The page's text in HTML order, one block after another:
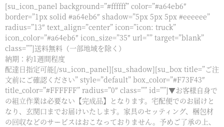
[su_icon_panel background=”#ffffff” color=”#a64eb6″
border=”1px solid #a64eb6″ shadow=”5px 5px 5px #eeeeee”
radius=”13″ text_align=”center” icon=”icon: truck”
icon_color=”#a64eb6″ icon_size=”35″ url=”” target=”blank”
class=””]送料無料（一部地域を除く）
納期：約1週間程度
配達日指定可能[/su_icon_panel][su_shadow][su_box title=”ご注
文前にご確認ください” style=”default” box_color=”#F73F43″
title_color=”#FFFFFF” radius=”0″ class=”” id=””]▼お客様自身で
の組立作業は必要ない【完成品】となります。宅配便でのお届けと
なり、玄関口までお届けいたします。家具のセッティング、梱包材
の回収などのサービスはおこなっておりません。予めご了承の上、